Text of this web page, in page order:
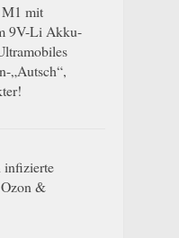
mit
9V-Li Akku-
„Autsch“,
infizierte
&